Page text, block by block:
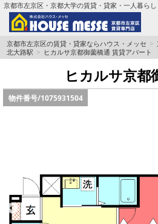
京都市左京区・京都大学の賃貸・貸家・一人暮らし
TOPページ
地域から検索
家族で住むならマンション？賃家？
一人暮らしの物件特集
京都市左京区の賃貸・貸家ならハウス・メッセ
北大路駅
ヒカルサ京都御薗橋通 賃貸アパート
ヒカルサ京都
物件番号/1075931504